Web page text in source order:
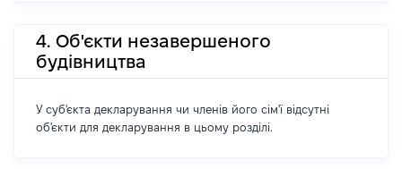
4. Об'єкти незавершеного
будівництва
У суб'єкта декларування чи членів його сім'ї відсутні
об'єкти для декларування в цьому розділі.